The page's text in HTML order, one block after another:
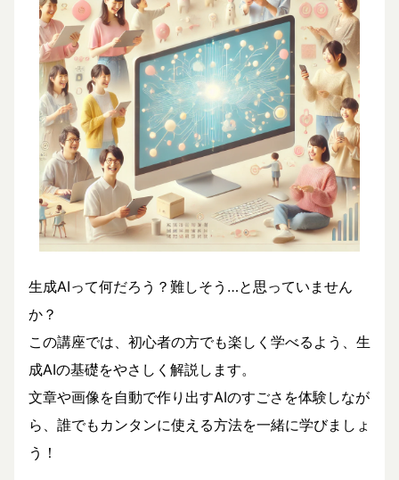
生成AIって何だろう？難しそう…と思っていません
か？
この講座では、初心者の方でも楽しく学べるよう、生
成AIの基礎をやさしく解説します。
文章や画像を自動で作り出すAIのすごさを体験しなが
ら、誰でもカンタンに使える方法を一緒に学びましょ
う！